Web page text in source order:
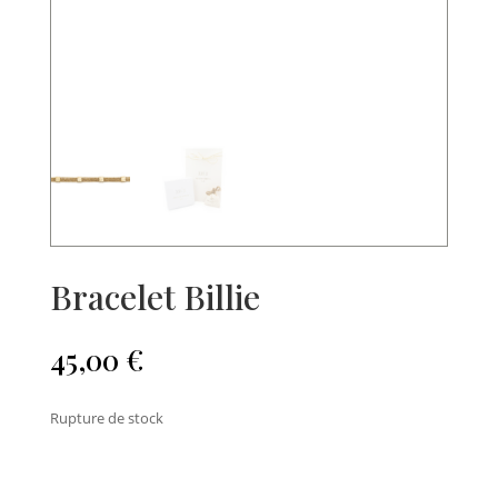
Bracelet Billie
45,00 €
Rupture de stock